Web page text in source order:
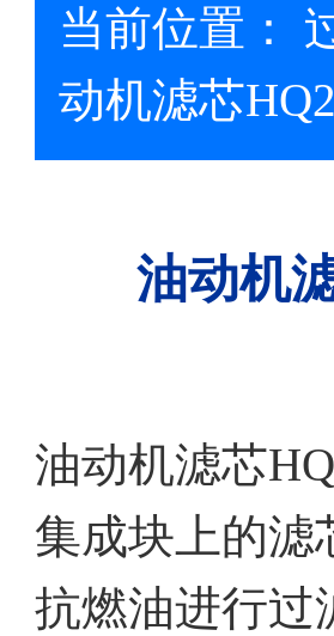
当前位置：
动机滤芯
油动机
油动机滤芯
集成块上的滤
抗燃油进行过